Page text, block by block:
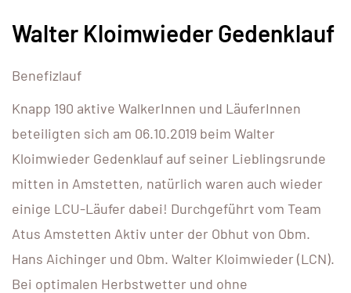
Walter Kloimwieder Gedenklauf
Benefizlauf
Knapp 190 aktive WalkerInnen und LäuferInnen
beteiligten sich am 06.10.2019 beim Walter
Kloimwieder Gedenklauf auf seiner Lieblingsrunde
mitten in Amstetten, natürlich waren auch wieder
einige LCU-Läufer dabei! Durchgeführt vom Team
Atus Amstetten Aktiv unter der Obhut von Obm.
Hans Aichinger und Obm. Walter Kloimwieder (LCN).
Bei optimalen Herbstwetter und ohne